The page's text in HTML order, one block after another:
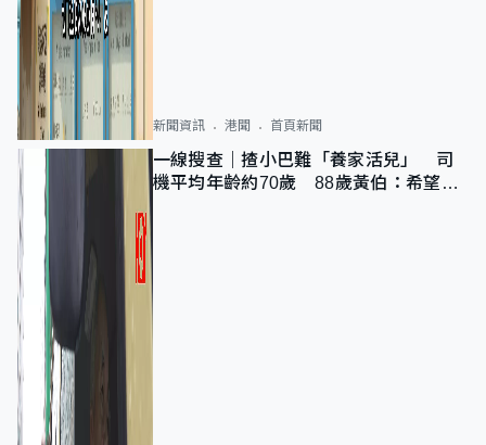
新聞資訊 港聞 首頁新聞
一線搜查｜揸小巴難「養家活兒」 司
機平均年齡約70歲 88歲黃伯：希望一